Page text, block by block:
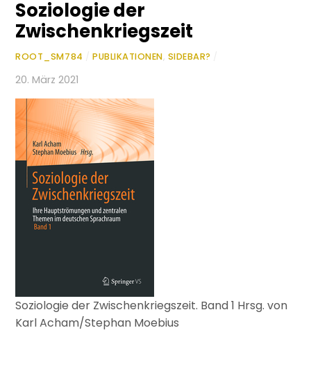
Soziologie der
Zwischenkriegszeit
ROOT_SM784 PUBLIKATIONEN, SIDEBAR?
20. März 2021
Soziologie der Zwischenkriegszeit. Band 1 Hrsg. von
Karl Acham/Stephan Moebius